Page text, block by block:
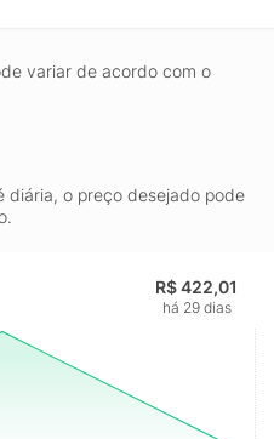
variar de acordo com o
diária, o preço desejado pode
R$ 422,01
há 29 dias